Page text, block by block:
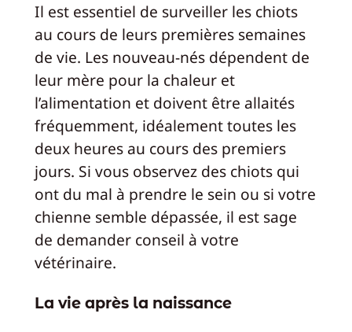
Il est essentiel de surveiller les chiots
au cours de leurs premières semaines
de vie. Les nouveau-nés dépendent de
leur mère pour la chaleur et
l’alimentation et doivent être allaités
fréquemment, idéalement toutes les
deux heures au cours des premiers
jours. Si vous observez des chiots qui
ont du mal à prendre le sein ou si votre
chienne semble dépassée, il est sage
de demander conseil à votre
vétérinaire.
La vie après la naissance